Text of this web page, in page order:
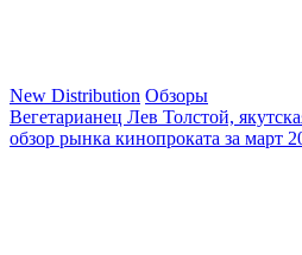
New Distribution Обзоры
Вегетарианец Лев Толстой,
обзор рынка кинопроката за март